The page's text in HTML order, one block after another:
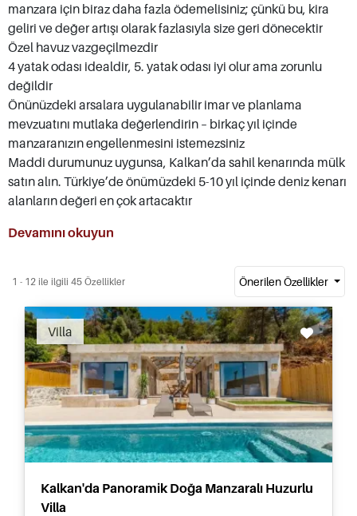
manzara için biraz daha fazla ödemelisiniz; çünkü bu, kira
geliri ve değer artışı olarak fazlasıyla size geri dönecektir
Özel havuz vazgeçilmezdir
4 yatak odası idealdir, 5. yatak odası iyi olur ama zorunlu
değildir
Önünüzdeki arsalara uygulanabilir imar ve planlama
mevzuatını mutlaka değerlendirin – birkaç yıl içinde
manzaranızın engellenmesini istemezsiniz
Maddi durumunuz uygunsa, Kalkan’da sahil kenarında mülk
satın alın. Türkiye’de önümüzdeki 5-10 yıl içinde deniz kenarı
alanların değeri en çok artacaktır
Devamını okuyun
1 - 12 ile ilgili 45 Özellikler Önerilen Özellikler
Villa
Kalkan'da Panoramik Doğa Manzaralı Huzurlu
Villa